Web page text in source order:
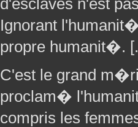
d'esclaves n'est
Ignorant
propre humanit�.
C'est le grand
proclam�
compris les